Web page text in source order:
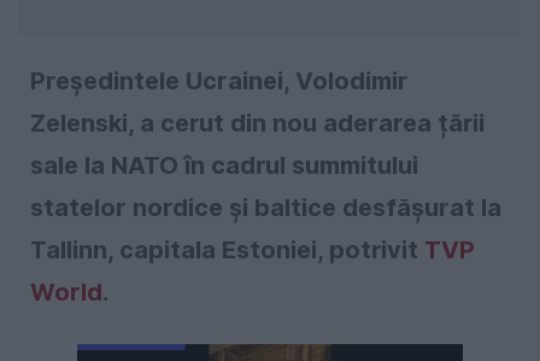
Președintele Ucrainei, Volodimir
Zelenski, a cerut din nou aderarea țării
sale la NATO în cadrul summitului
statelor nordice și baltice desfășurat la
Tallinn, capitala Estoniei, potrivit TVP
World.